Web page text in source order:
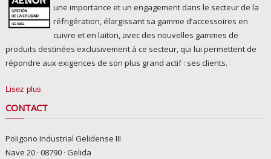
une importance et un engagement dans le secteur de la
réfrigération, élargissant sa gamme d’accessoires en
cuivre et en laiton, avec des nouvelles gammes de
produits destinées exclusivement à ce secteur, qui lui permettent de
répondre aux exigences de son plus grand actif : ses clients.
Lisez plus
CONTACT
Poligono Industrial Gelidense III
Nave 20 · 08790 · Gelida